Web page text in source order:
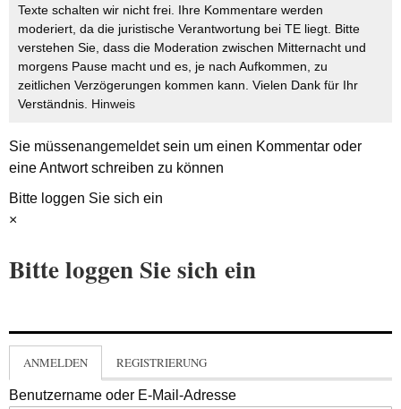
Texte schalten wir nicht frei. Ihre Kommentare werden
moderiert, da die juristische Verantwortung bei TE liegt. Bitte
verstehen Sie, dass die Moderation zwischen Mitternacht und
morgens Pause macht und es, je nach Aufkommen, zu
zeitlichen Verzögerungen kommen kann. Vielen Dank für Ihr
Verständnis. Hinweis
Sie müssenangemeldetsein um einen Kommentar oder
eine Antwort schreiben zu können
Bitte loggen Sie sich ein
×
Bitte loggen Sie sich ein
ANMELDEN REGISTRIERUNG
Benutzername oder E-Mail-Adresse